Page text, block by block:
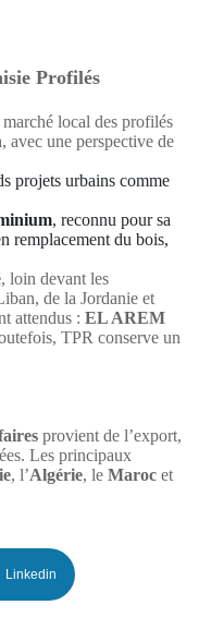
Profilés
marché local des profilés
, avec une perspective de
projets urbains comme
, reconnu pour sa
remplacement du bois,
, loin devant les
de la Jordanie et
attendus : EL AREM
TPR conserve un
provient de l’export,
Les principaux
, l’Algérie, le Maroc et
Linkedin